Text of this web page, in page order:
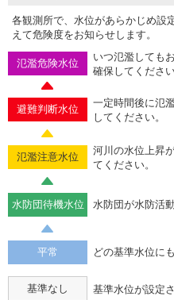
各観測所で、水位があらかじめ設
えて危険度をお知らせします。
氾濫危険水位
いつ氾濫しても
確保してください
避難判断水位
一定時間後に氾
してください。
氾濫注意水位
河川の水位上昇
てください。
水防団待機水位 水防団が水防活
平常 どの基準水位に
基準なし 基準水位が設定